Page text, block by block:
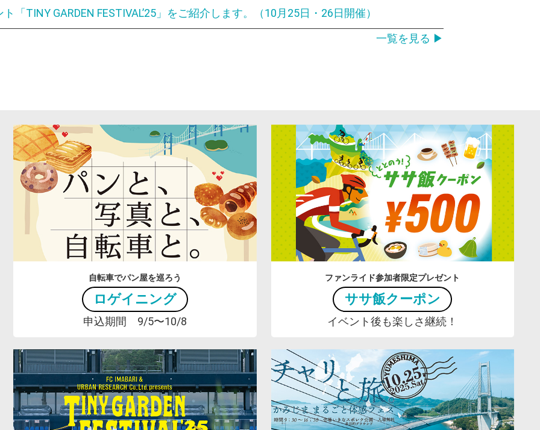
「TINY GARDEN FESTIVAL’25」をご紹介します。（10月25日・26日開催）
一覧を見る ▶
自転車でパン屋を巡ろう
ロゲイニング
申込期間 9/5〜10/8
ファンライド参加者限定プレゼント
ササ飯クーポン
イベント後も楽しさ継続！